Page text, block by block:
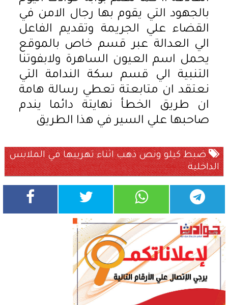
بالجهود التي يقوم بها رجال الامن في
القضاء علي الجريمة وتقديم الفاعل
الي العدالة عبر قسم خاص بالموقع
يحمل اسم العيون الساهرة ولابفوتنا
التنبية الي قسم سكة الندامة التي
نعتقد ان متابعتة تعطي رسالة هامة
ان طريق الخطأ نهايتة دائما يندم
صاحبها علي السير في هذا الطريق
ضبط كيلو ونص ذهب اثناء تهريبها في الملابس
الداخلية